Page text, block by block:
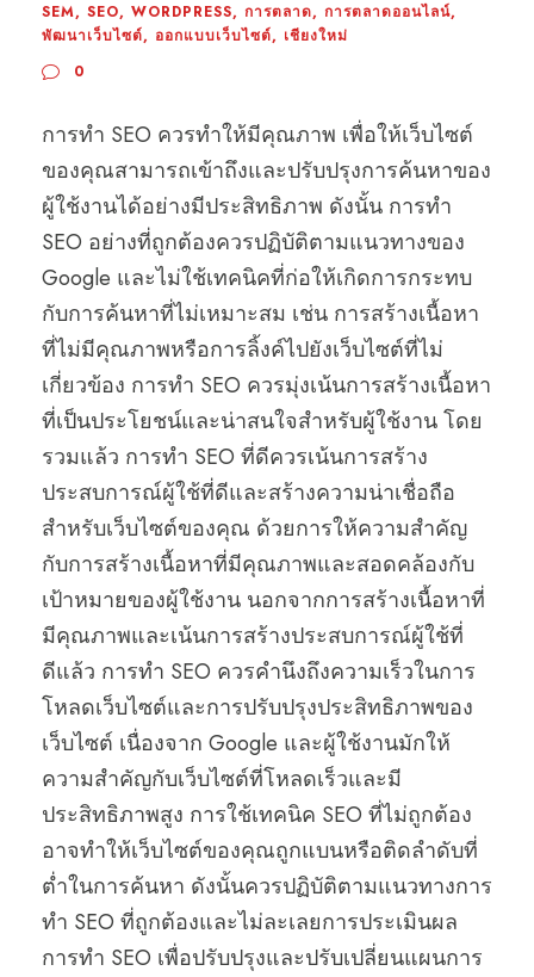
SEM, SEO, WORDPRESS, การตลาด, การตลาดออนไลน์,
พัฒนาเว็บไซต์, ออกแบบเว็บไซต์, เชียงใหม่
0
การทำ SEO ควรทำให้มีคุณภาพ เพื่อให้เว็บไซต์
ของคุณสามารถเข้าถึงและปรับปรุงการค้นหาของ
ผู้ใช้งานได้อย่างมีประสิทธิภาพ ดังนั้น การทำ
SEO อย่างที่ถูกต้องควรปฏิบัติตามแนวทางของ
Google และไม่ใช้เทคนิคที่ก่อให้เกิดการกระทบ
กับการค้นหาที่ไม่เหมาะสม เช่น การสร้างเนื้อหา
ที่ไม่มีคุณภาพหรือการลิ้งค์ไปยังเว็บไซต์ที่ไม่
เกี่ยวข้อง การทำ SEO ควรมุ่งเน้นการสร้างเนื้อหา
ที่เป็นประโยชน์และน่าสนใจสำหรับผู้ใช้งาน โดย
รวมแล้ว การทำ SEO ที่ดีควรเน้นการสร้าง
ประสบการณ์ผู้ใช้ที่ดีและสร้างความน่าเชื่อถือ
สำหรับเว็บไซต์ของคุณ ด้วยการให้ความสำคัญ
กับการสร้างเนื้อหาที่มีคุณภาพและสอดคล้องกับ
เป้าหมายของผู้ใช้งาน นอกจากการสร้างเนื้อหาที่
มีคุณภาพและเน้นการสร้างประสบการณ์ผู้ใช้ที่
ดีแล้ว การทำ SEO ควรคำนึงถึงความเร็วในการ
โหลดเว็บไซต์และการปรับปรุงประสิทธิภาพของ
เว็บไซต์ เนื่องจาก Google และผู้ใช้งานมักให้
ความสำคัญกับเว็บไซต์ที่โหลดเร็วและมี
ประสิทธิภาพสูง การใช้เทคนิค SEO ที่ไม่ถูกต้อง
อาจทำให้เว็บไซต์ของคุณถูกแบนหรือติดลำดับที่
ต่ำในการค้นหา ดังนั้นควรปฏิบัติตามแนวทางการ
ทำ SEO ที่ถูกต้องและไม่ละเลยการประเมินผล
การทำ SEO เพื่อปรับปรุงและปรับเปลี่ยนแผนการ